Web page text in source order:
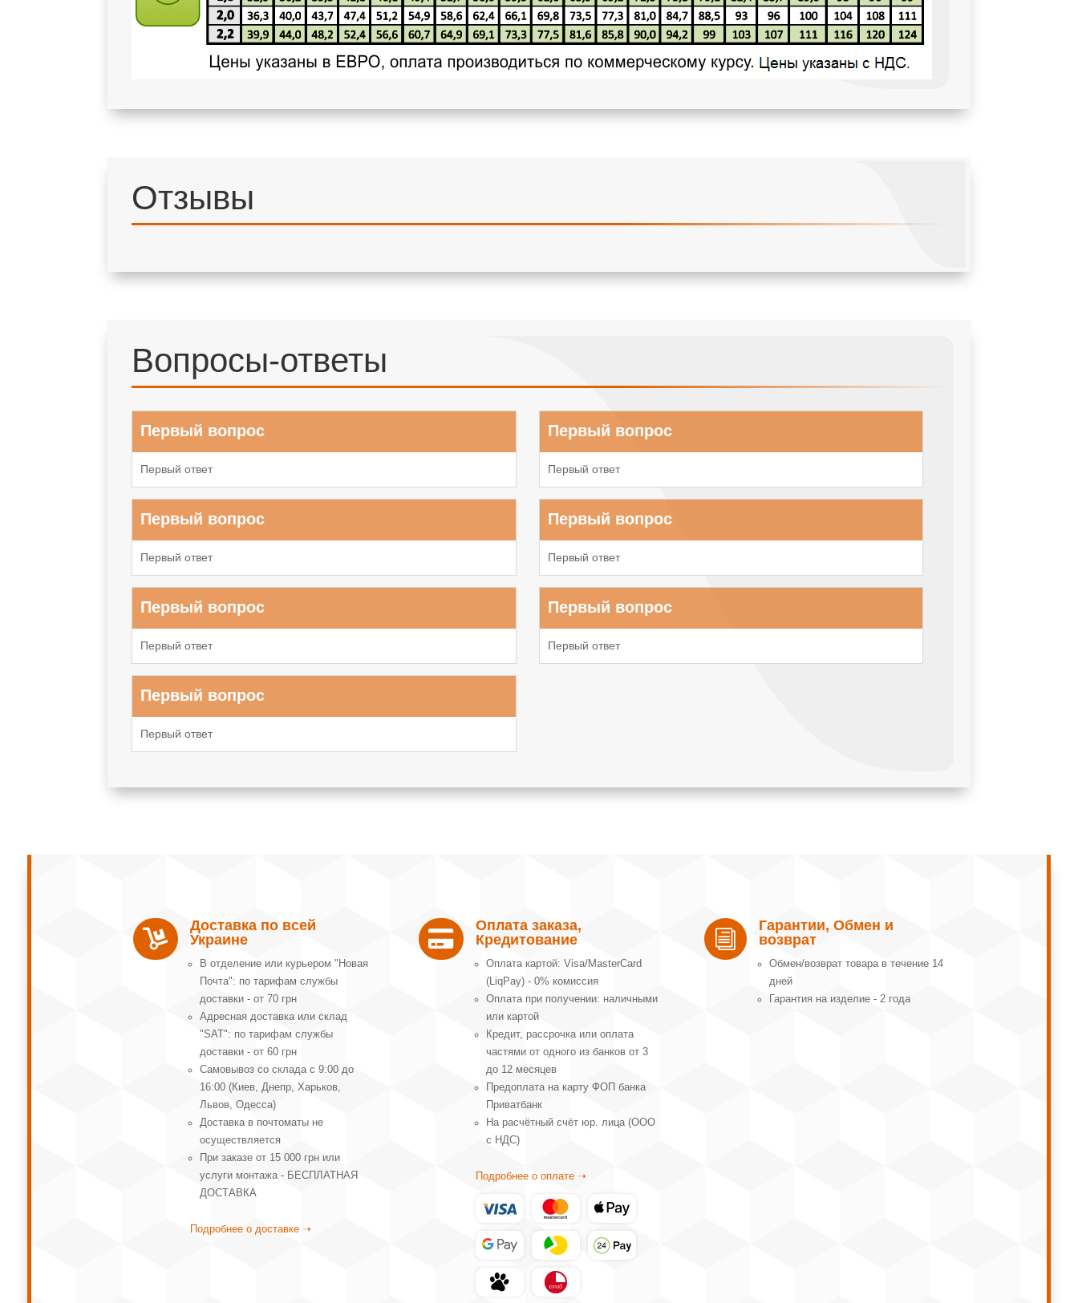
Отзывы
Вопросы-ответы
Первый вопрос
Первый ответ
Первый вопрос
Первый ответ
Первый вопрос
Первый ответ
Первый вопрос
Первый ответ
Первый вопрос
Первый ответ
Первый вопрос
Первый ответ
Первый вопрос
Первый ответ

Доставка по всей
Украине
В отделение или курьером "Новая
Почта": по тарифам службы
доставки - от 70 грн
Адресная доставка или склад
"SAT": по тарифам службы
доставки - от 60 грн
Самовывоз со склада с 9:00 до
16:00 (Киев, Днепр, Харьков,
Львов, Одесса)
Доставка в почтоматы не
осуществляется
При заказе от 15 000 грн или
услуги монтажа - БЕСПЛАТНАЯ
ДОСТАВКА
Подробнее о доставке ➝

Оплата заказа,
Кредитование
Оплата картой: Visa/MasterCard
(LiqPay) - 0% комиссия
Оплата при получении: наличными
или картой
Кредит, рассрочка или оплата
частями от одного из банков от 3
до 12 месяцев
Предоплата на карту ФОП банка
Приватбанк
На расчётный счёт юр. лица (ООО
с НДС)
Подробнее о оплате ➝
i
Гарантии, Обмен и
возврат
Обмeн/вoзвpaт тoвapa в тeчeниe 14
днeй
Гарантия на изделие - 2 года